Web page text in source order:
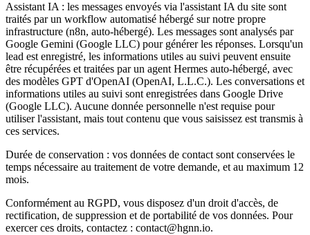
Assistant IA : les messages envoyés via l'assistant IA du site sont
traités par un workflow automatisé hébergé sur notre propre
infrastructure (n8n, auto-hébergé). Les messages sont analysés par
Google Gemini (Google LLC) pour générer les réponses. Lorsqu'un
lead est enregistré, les informations utiles au suivi peuvent ensuite
être récupérées et traitées par un agent Hermes auto-hébergé, avec
des modèles GPT d'OpenAI (OpenAI, L.L.C.). Les conversations et
informations utiles au suivi sont enregistrées dans Google Drive
(Google LLC). Aucune donnée personnelle n'est requise pour
utiliser l'assistant, mais tout contenu que vous saisissez est transmis à
ces services.
Durée de conservation : vos données de contact sont conservées le
temps nécessaire au traitement de votre demande, et au maximum 12
mois.
Conformément au RGPD, vous disposez d'un droit d'accès, de
rectification, de suppression et de portabilité de vos données. Pour
exercer ces droits, contactez : contact@hgnn.io.